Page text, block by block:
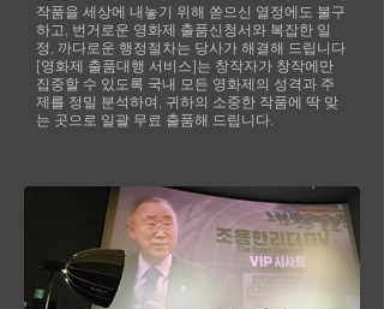
작품을 세상에 내놓기 위해 쏟으신 열정에도 불구
하고, 번거로운 영화제 출품신청서와 복잡한 일
정, 까다로운 행정절차는 당사가 해결해 드립니다
[영화제 출품대행 서비스]는 창작자가 창작에만
집중할 수 있도록 국내 모든 영화제의 성격과 주
제를 정밀 분석하여, 귀하의 소중한 작품에 딱 맞
는 곳으로 일괄 무료 출품해 드립니다.